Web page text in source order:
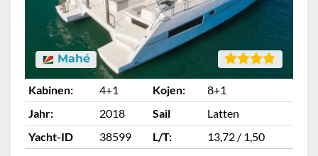
Mahé
Kabinen: 4+1 Kojen:
8+1
Jahr:
2018 Sail
Latten
Yacht-ID
38599 L/T: 13,72 / 1,50